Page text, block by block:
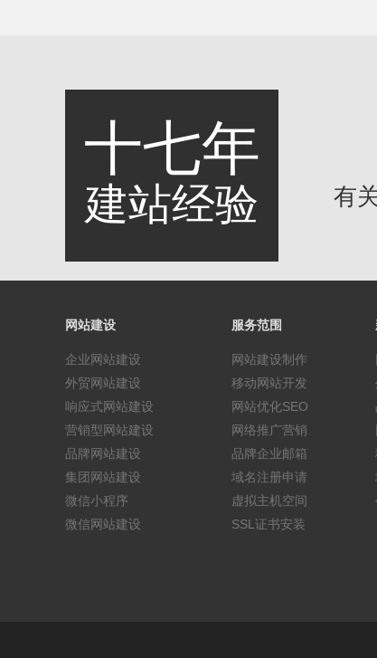
十七年
建站经验 有
网站建设
企业网站建设
外贸网站建设
响应式网站建设
营销型网站建设
品牌网站建设
集团网站建设
微信小程序
微信网站建设
服务范围
网站建设制作
移动网站开发
网站优化SEO
网络推广营销
品牌企业邮箱
域名注册申请
虚拟主机空间
SSL证书安装